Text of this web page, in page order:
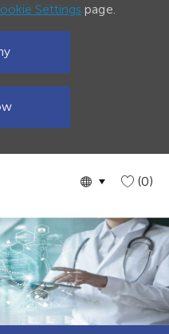
Language
English (0)
Settings page.